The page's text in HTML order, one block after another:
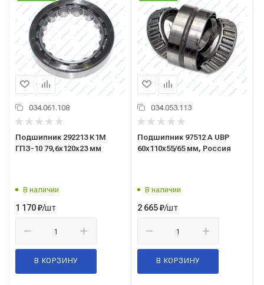
034.061.108
Подшипник 292213 К1М
ГПЗ-10 79,6x120x23 мм
В наличии
1 170₽/шт
В КОРЗИНУ
034.053.113
Подшипник 97512 А UBP
60x110x55/65 мм, Россия
В наличии
2 665₽/шт
В КОРЗИНУ